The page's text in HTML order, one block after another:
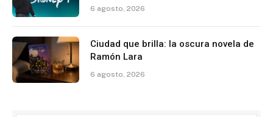
6 agosto, 2026
Ciudad que brilla: la oscura novela de
Ramón Lara
6 agosto, 2026